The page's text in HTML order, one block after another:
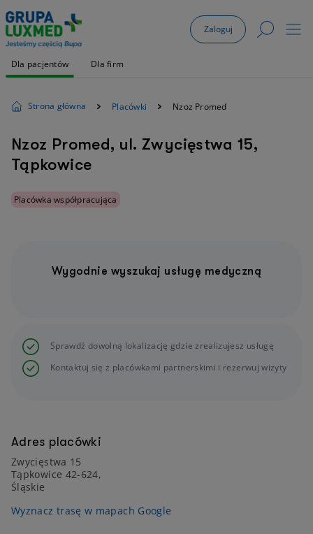
Zaloguj
Dla pacjentów Dla firm
Strona główna Placówki Nzoz Promed
Nzoz Promed, ul. Zwycięstwa 15,
Tąpkowice
Placówka współpracująca
Adres placówki
Zwycięstwa 15
Tąpkowice 42-624,
Śląskie
Wyznacz trasę w mapach Google
Wygodnie wyszukaj usługę medyczną
Sprawdź dowolną lokalizację gdzie zrealizujesz usługę
Kontaktuj się z placówkami partnerskimi i rezerwuj wizyty